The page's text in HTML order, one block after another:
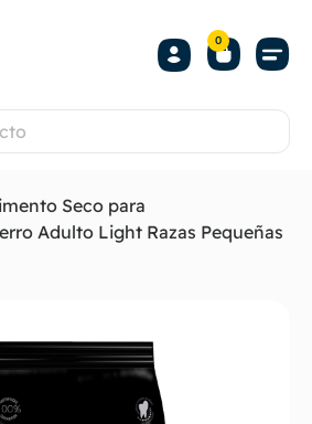
0
Seco para
Adulto Light Razas Pequeñas